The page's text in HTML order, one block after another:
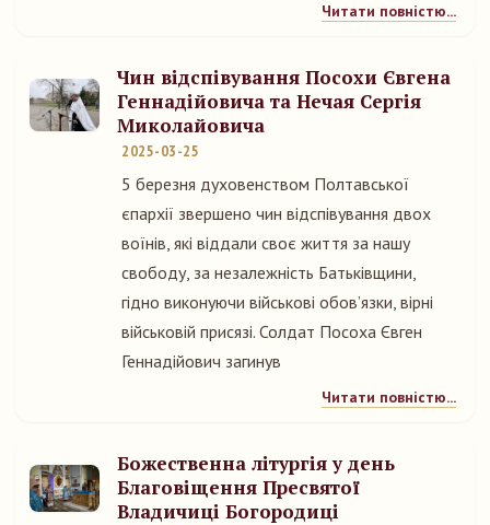
Читати повністю...
Чин відспівування Посохи Євгена
Геннадійовича та Нечая Сергія
Миколайовича
2025-03-25
5 березня духовенством Полтавської
єпархії звершено чин відспівування двох
воїнів, які віддали своє життя за нашу
свободу, за незалежність Батьківщини,
гідно виконуючи військові обов’язки, вірні
військовій присязі. Солдат Посоха Євген
Геннадійович загинув
Читати повністю...
Божественна літургія у день
Благовіщення Пресвятої
Владичиці Богородиці